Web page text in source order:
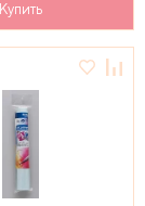
Купить